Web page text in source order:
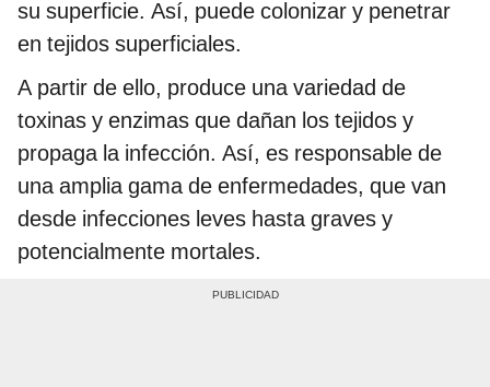
su superficie. Así, puede colonizar y penetrar
en tejidos superficiales.
A partir de ello, produce una variedad de
toxinas y enzimas que dañan los tejidos y
propaga la infección. Así, es responsable de
una amplia gama de enfermedades, que van
desde infecciones leves hasta graves y
potencialmente mortales.